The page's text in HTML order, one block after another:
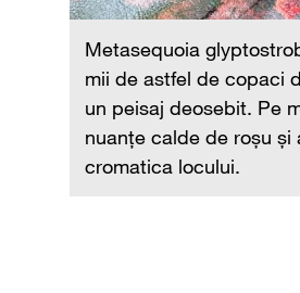
Metasequoia
mii de astfel de copaci
un peisaj deosebit. Pe
nuanțe calde de roșu și
cromatica locului.